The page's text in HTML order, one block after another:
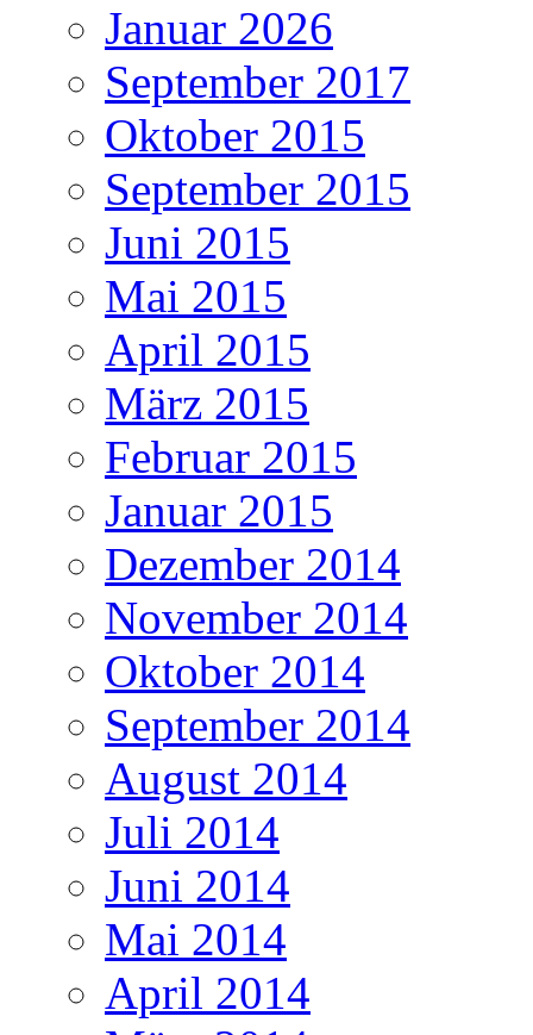
Januar 2026
September 2017
Oktober 2015
September 2015
Juni 2015
Mai 2015
April 2015
März 2015
Februar 2015
Januar 2015
Dezember 2014
November 2014
Oktober 2014
September 2014
August 2014
Juli 2014
Juni 2014
Mai 2014
April 2014